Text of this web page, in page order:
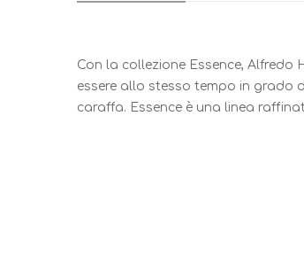
Con la collezione Essence,
essere allo stesso tempo in grado
caraffa. Essence è una linea